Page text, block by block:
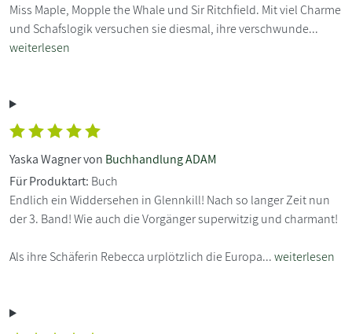
Miss Maple, Mopple the Whale und Sir Ritchfield. Mit viel Charme
und Schafslogik versuchen sie diesmal, ihre verschwunde...
weiterlesen
Yaska Wagner von Buchhandlung ADAM
Für Produktart: Buch
Endlich ein Widdersehen in Glennkill! Nach so langer Zeit nun
der 3. Band! Wie auch die Vorgänger superwitzig und charmant!
Als ihre Schäferin Rebecca urplötzlich die Europa...weiterlesen